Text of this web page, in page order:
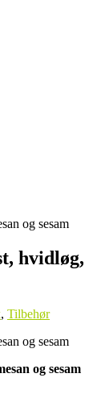
hvidløg,
, Tilbehør
og sesam